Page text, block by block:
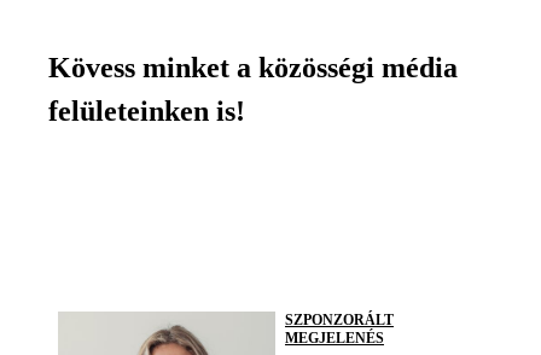
Kövess minket a közösségi média
felületeinken is!
SZPONZORÁLT
MEGJELENÉS